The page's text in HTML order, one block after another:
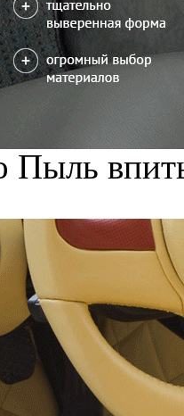
Пыль